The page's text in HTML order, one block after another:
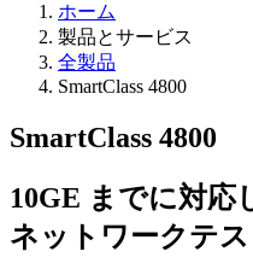
ホーム
製品とサービス
全製品
SmartClass 4800
SmartClass 4800
10GE までに対応
ネットワークテ